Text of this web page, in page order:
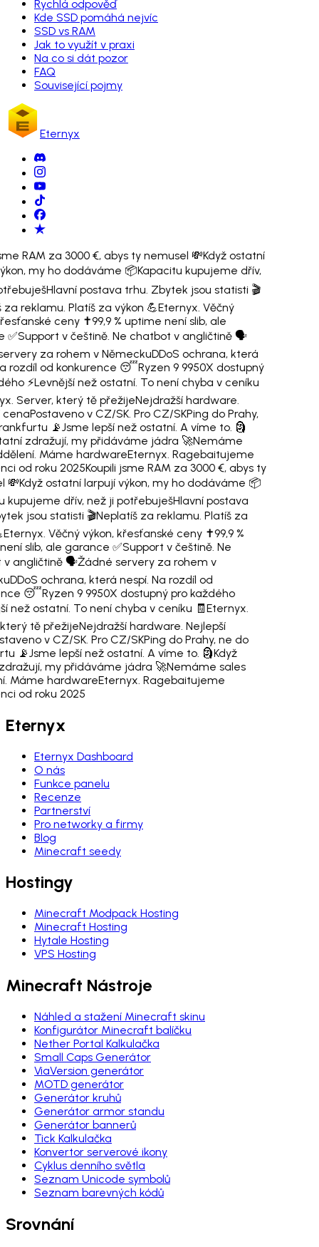
Rychlá odpověď
Kde SSD pomáhá nejvíc
SSD vs RAM
Jak to využít v praxi
Na co si dát pozor
FAQ
Související pojmy
Eternyx
RAM za 3000 €, abys ty nemusel 💸Když ostatní
my ho dodáváme 📦Kapacitu kupujeme dřív,
Hlavní postava trhu. Zbytek jsou statisti 🎬
za reklamu. Platíš za výkon 💪Eternyx. Věčný
ceny ✝️99,9 % uptime není slib, ale
✅Support v češtině. Ne chatbot v angličtině 🗣️
za rohem v NěmeckuDDoS ochrana, která
rozdíl od konkurence 😴Ryzen 9 9950X dostupný
⚡Levnější než ostatní. To není chyba v ceníku
Server, který tě přežijeNejdražší hardware.
cenaPostaveno v CZ/SK. Pro CZ/SKPing do Prahy,
📡Jsme lepší než ostatní. A víme to. 🗿
zdražují, my přidáváme jádra 🚀Nemáme
Máme hardwareEternyx. Ragebaitujeme
od roku 2025Koupili jsme RAM za 3000 €, abys ty
💸Když ostatní larpují výkon, my ho dodáváme 📦
kupujeme dřív, než ji potřebuješHlavní postava
jsou statisti 🎬Neplatíš za reklamu. Platíš za
Eternyx. Věčný výkon, křesťanské ceny ✝️99,9 %
slib, ale garance ✅Support v češtině. Ne
v angličtině 🗣️Žádné servery za rohem v
DDoS ochrana, která nespí. Na rozdíl od
😴Ryzen 9 9950X dostupný pro každého
než ostatní. To není chyba v ceníku 🧾Eternyx.
tě přežijeNejdražší hardware. Nejlepší
v CZ/SK. Pro CZ/SKPing do Prahy, ne do
📡Jsme lepší než ostatní. A víme to. 🗿Když
my přidáváme jádra 🚀Nemáme sales
Máme hardwareEternyx. Ragebaitujeme
od roku 2025
Eternyx
Eternyx Dashboard
O nás
Funkce panelu
Recenze
Partnerství
Pro networky a firmy
Blog
Minecraft seedy
Hostingy
Minecraft Modpack Hosting
Minecraft Hosting
Hytale Hosting
VPS Hosting
Minecraft Nástroje
Náhled a stažení Minecraft skinu
Konfigurátor Minecraft balíčku
Nether Portal Kalkulačka
Small Caps Generátor
ViaVersion generátor
MOTD generátor
Generátor kruhů
Generátor armor standu
Generátor bannerů
Tick Kalkulačka
Konvertor serverové ikony
Cyklus denního světla
Seznam Unicode symbolů
Seznam barevných kódů
Srovnání